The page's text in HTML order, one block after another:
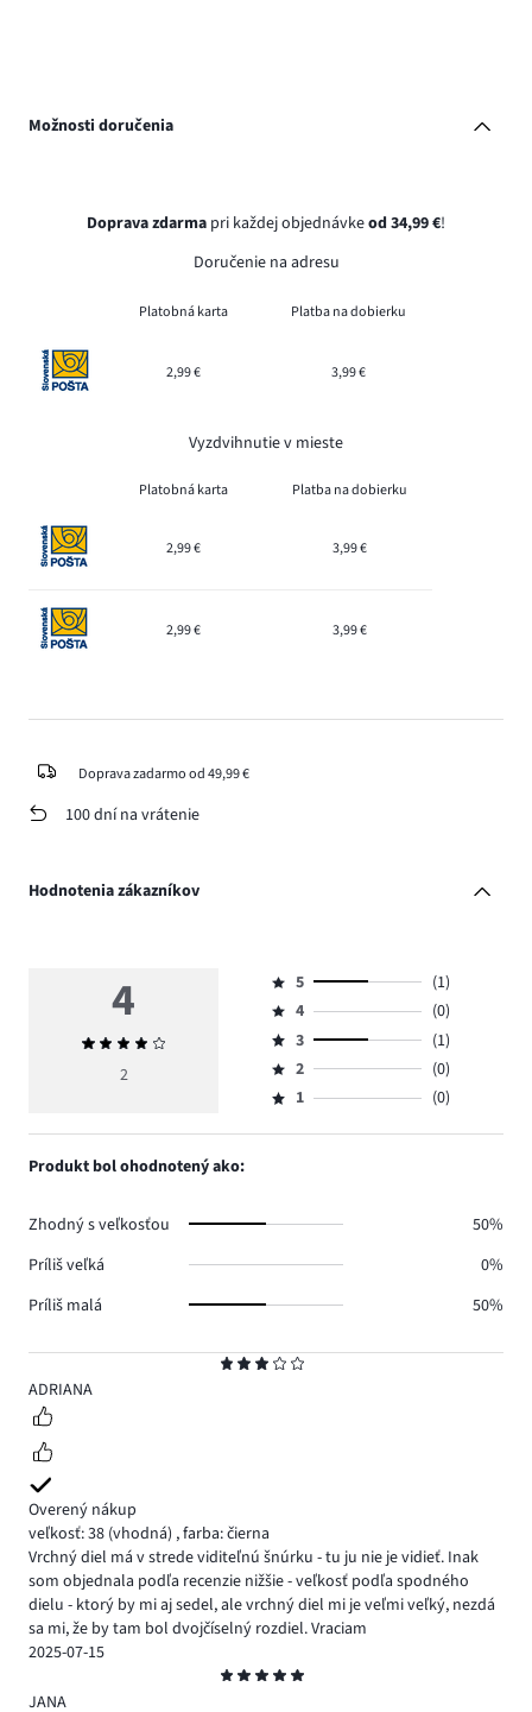
Možnosti doručenia
Doprava zdarma pri každej objednávkeod 34,99 €!
Doručenie na adresu
Platobná karta Platba na dobierku
2,99 € 3,99 €
Vyzdvihnutie v mieste
Platobná karta Platba na dobierku
2,99 € 3,99 €
2,99 € 3,99 €
Doprava zadarmo od 49,99 €
100 dní na vrátenie
Hodnotenia zákazníkov
3
ADRIANA
Overený nákup
veľkosť: 38 (vhodná) ,farba: čierna
Vrchný diel má v strede viditeľnú šnúrku - tu ju nie je vidieť. Inak
som objednala podľa recenzie nižšie - veľkosť podľa spodného
dielu - ktorý by mi aj sedel, ale vrchný diel mi je veľmi veľký, nezdá
sa mi, že by tam bol dvojčíselný rozdiel. Vraciam
2025-07-15
5
JANA
4
Priemerné
hodnotenie
2
Hodnotenie
5,
počet
hlasov
1.
5
(1)
Hodnotenie
4,
počet
hlasov
4
(0)
Hodnotenie
3,
počet
3
(1)
Hodnotenie
2,
2
(0)
Hodnotenie
1,
1 (0)
Produkt bol ohodnotený ako:
Zhodný s veľkosťou
50%
Príliš veľká
0%
Príliš malá
50%